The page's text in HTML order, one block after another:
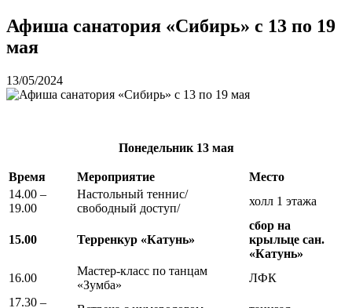
Афиша санатория «Сибирь» с 13 по 19
мая
13/05/2024
Понедельник 13 мая
Время Мероприятие
Место
14.00 –
19.00
Настольный теннис/
свободный доступ/
холл 1 этажа
15.00 Терренкур «Катунь»
сбор на
крыльце сан.
«Катунь»
16.00
Мастер-класс по танцам
«Зумба»
ЛФК
17.30 –